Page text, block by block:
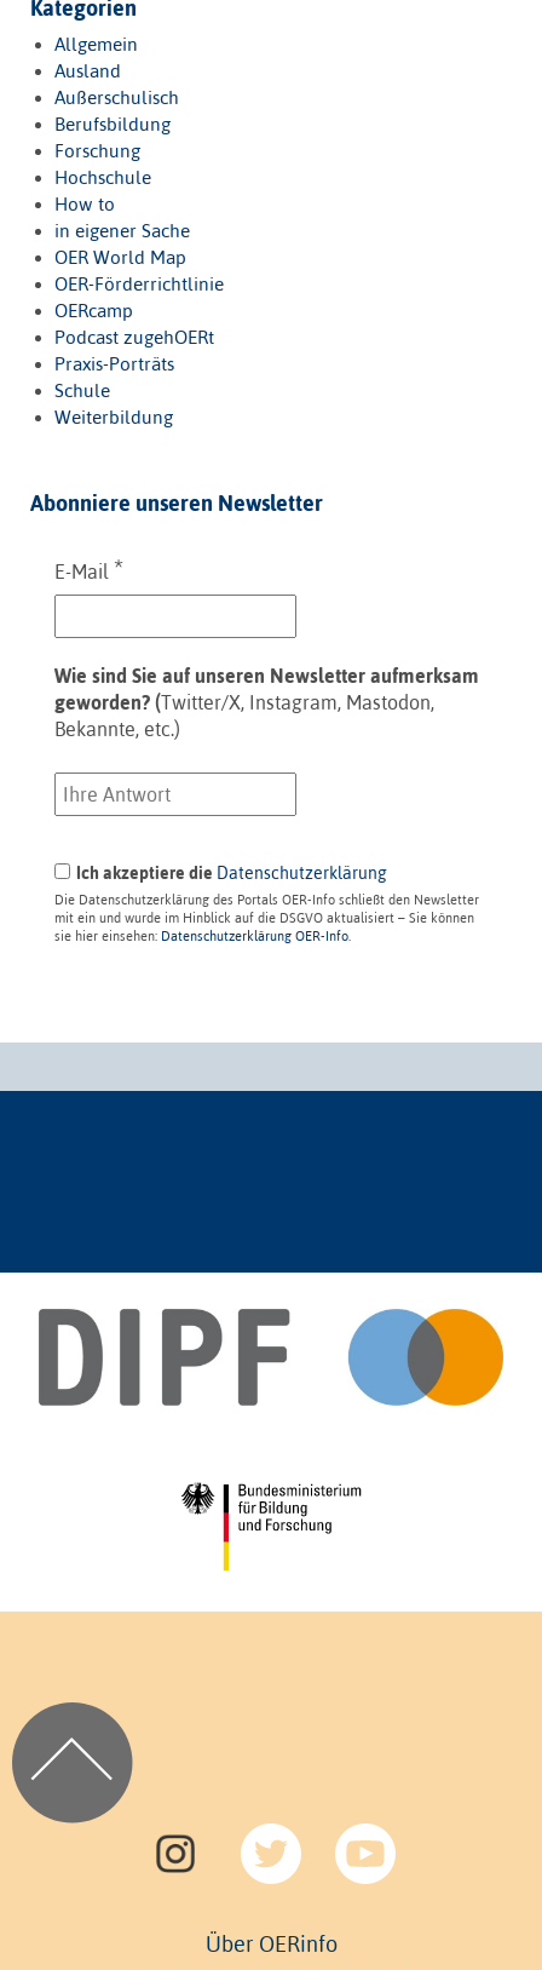
Kategorien
Allgemein
Ausland
Außerschulisch
Berufsbildung
Forschung
Hochschule
How to
in eigener Sache
OER World Map
OER-Förderrichtlinie
OERcamp
Podcast zugehOERt
Praxis-Porträts
Schule
Weiterbildung
Abonniere unseren Newsletter
E-Mail *
Wie sind Sie auf unseren Newsletter aufmerksam
geworden? (Twitter/X, Instagram, Mastodon,
Bekannte, etc.)
Ich akzeptiere die Datenschutzerklärung
Die Datenschutzerklärung des Portals OER-Info schließt den Newsletter
mit ein und wurde im Hinblick auf die DSGVO aktualisiert – Sie können
sie hier einsehen: Datenschutzerklärung OER-Info
Über OERinfo